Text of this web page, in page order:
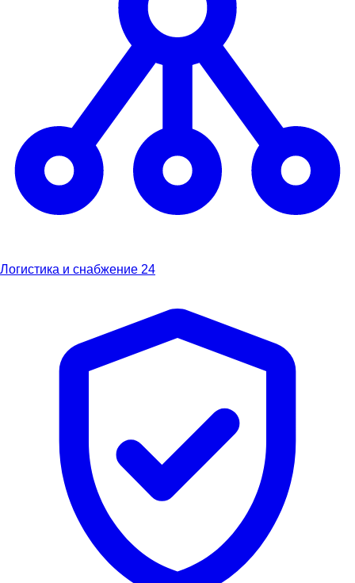
Логистика и снабжение 24